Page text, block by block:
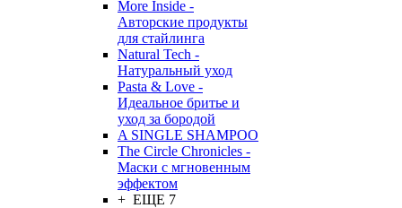
More Inside -
Авторские продукты
для стайлинга
Natural Tech -
Натуральный уход
Pasta & Love -
Идеальное бритье и
уход за бородой
A SINGLE SHAMPOO
The Circle Chronicles -
Маски с мгновенным
эффектом
+ ЕЩЕ 7